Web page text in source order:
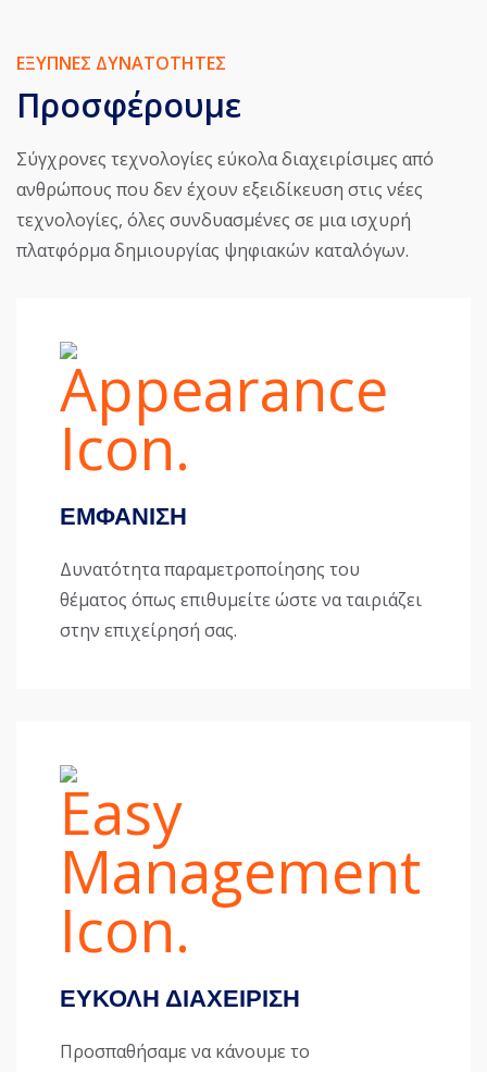
ΕΞΥΠΝΕΣ ΔΥΝΑΤΟΤΗΤΕΣ
Προσφέρουμε
Σύγχρονες τεχνολογίες εύκολα διαχειρίσιμες από
ανθρώπους που δεν έχουν εξειδίκευση στις νέες
τεχνολογίες, όλες συνδυασμένες σε μια ισχυρή
πλατφόρμα δημιουργίας ψηφιακών καταλόγων.
ΕΜΦΑΝΙΣΗ
Δυνατότητα παραμετροποίησης του
θέματος όπως επιθυμείτε ώστε να ταιριάζει
στην επιχείρησή σας.
ΕΥΚΟΛΗ ΔΙΑΧΕΙΡΙΣΗ
Προσπαθήσαμε να κάνουμε το